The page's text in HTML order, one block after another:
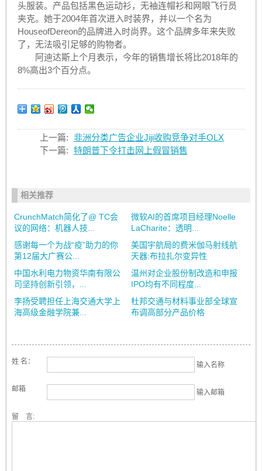
头服装。产品包括黑色运动衫，无袖连帽衫和网眼飞行员
夹克。她于2004年首次进入时装界，并以一个名为
HouseofDereon的品牌进入时尚界。这个品牌多年来失败
了，无法吸引足够的购物者。
阿迪达斯上个月表示，今年的销售增长将比2018年的
8%高出3个百分点。
上一篇: 非洲分类广告企业Jiji收购竞争对手OLX
下一篇: 特朗普下令打击网上假冒销售
相关推荐
CrunchMatch简化了@ TC会
议的网络：机器人技...
微软AI的首席项目经理Noelle
LaCharite：透明...
感谢每一个为战“疫”助力的你
第12届大广赛公...
美国宇航局的费米伽马射线航
天器:布拉扎尔变异性
中国水利电力物资华南有限公
司坚持创新引领，...
温州对企业股份制改造和申报
IPO均有不同程度...
李扬受聘担任上海交通大学上
海高级金融学院兼...
杜邦交通与材料事业部全球宣
布调高部分产品价格
姓 名： 输入名称
邮箱 输入邮箱
留 言: